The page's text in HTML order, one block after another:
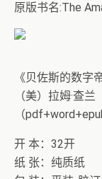
原版书名:The
《贝佐斯的数字
（美）拉姆·查
（
开 本：32开
纸 张：纯质纸